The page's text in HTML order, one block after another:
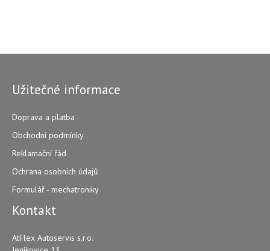
Užitečné informace
Doprava a platba
Obchodní podmínky
Reklamační řád
Ochrana osobních údajů
Formulář - mechatroniky
Kontakt
AtFlex Autoservis s.r.o.